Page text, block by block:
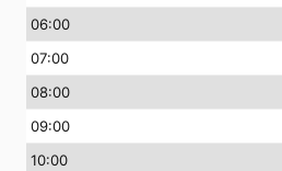
06:00
07:00
08:00
09:00
10:00